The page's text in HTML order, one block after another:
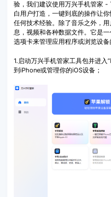
验，我们建议使用万兴手机管家
白用户打造，一键到底的操作让
任何技术经验。除了音乐之外，
息，视频和各种数据文件。它是
选项卡来管理应用程序或浏览设备
1.启动万兴手机管家工具包并进入
到iPhone或管理你的iOS设备；